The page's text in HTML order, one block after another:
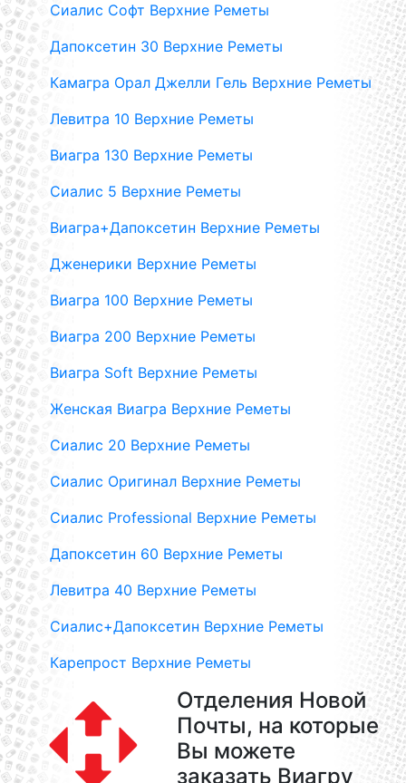
Сиалис Софт Верхние Реметы
Дапоксетин 30 Верхние Реметы
Камагра Орал Джелли Гель Верхние Реметы
Левитра 10 Верхние Реметы
Виагра 130 Верхние Реметы
Сиалис 5 Верхние Реметы
Виагра+Дапоксетин Верхние Реметы
Дженерики Верхние Реметы
Виагра 100 Верхние Реметы
Виагра 200 Верхние Реметы
Виагра Soft Верхние Реметы
Женская Виагра Верхние Реметы
Сиалис 20 Верхние Реметы
Сиалис Оригинал Верхние Реметы
Сиалис Professional Верхние Реметы
Дапоксетин 60 Верхние Реметы
Левитра 40 Верхние Реметы
Сиалис+Дапоксетин Верхние Реметы
Карепрост Верхние Реметы
Отделения Новой
Почты, на которые
Вы можете
заказать Виагру